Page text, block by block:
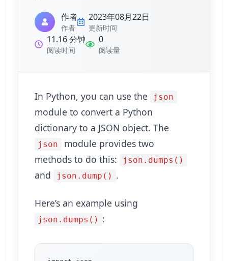
作者
作者
2023年08月22日
更新时间
11.16 分钟
阅读时间
0
阅读量
In Python, you can use the json
module to convert a Python
dictionary to a JSON object. The
json
module provides two
methods to do this:
json.dumps()
and json.dump() .
Here’s an example using
json.dumps() :